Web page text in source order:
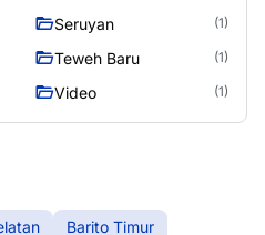
Seruyan (1)
Teweh Baru (1)
Video (1)
Barito Timur